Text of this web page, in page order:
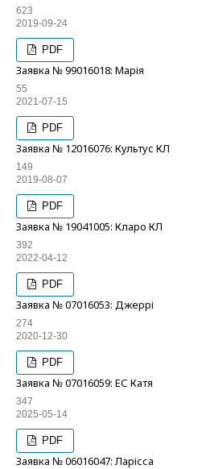
623
2019-09-24
PDF
Заявка № 99016018: Марія
55
2021-07-15
PDF
Заявка № 12016076: Культус КЛ
149
2019-08-07
PDF
Заявка № 19041005: Кларо КЛ
392
2022-04-12
PDF
Заявка № 07016053: Джеррі
274
2020-12-30
PDF
Заявка № 07016059: ЕС Катя
347
2025-05-14
PDF
Заявка № 06016047: Ларісса